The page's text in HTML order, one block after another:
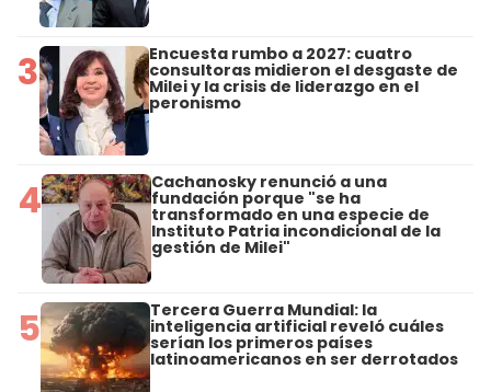
3 Encuesta rumbo a 2027: cuatro
consultoras midieron el desgaste de
Milei y la crisis de liderazgo en el
peronismo
4 Cachanosky renunció a una
fundación porque "se ha
transformado en una especie de
Instituto Patria incondicional de la
gestión de Milei"
5 Tercera Guerra Mundial: la
inteligencia artificial reveló cuáles
serían los primeros países
latinoamericanos en ser derrotados